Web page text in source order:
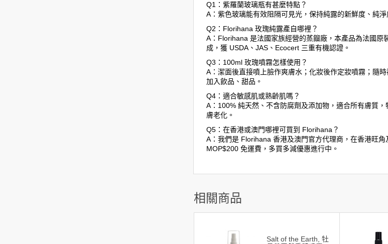
Q1：紫羅蘭玻璃瓶有甚麼特點？
A：紫色玻璃能有效阻隔可見光，保持純露的新鮮度、純
Q2：Florihana 玫瑰純露產自哪裡？
A：Florihana 是法國家族經營的蒸餾廠，本產品為法國
成，獲 USDA、JAS、Ecocert 三重有機認證。
Q3：100ml 玫瑰噴霧怎樣使用？
A：潔面後直接噴上臉作爽膚水；化妝後作定妝噴霧；隨
加入飲品、甜品。
Q4：適合敏感肌或熟齡肌嗎？
A：100% 純天然、不含防腐劑及添加物，適合所有膚質
膚老化。
Q5：在香港或澳門哪裡可買到 Florihana？
A：我們是 Florihana 香港及澳門官方代理商，在香港旺
MOP$200 免運費，多買多減優惠進行中。
相關商品
Salt of the Earth, 牡